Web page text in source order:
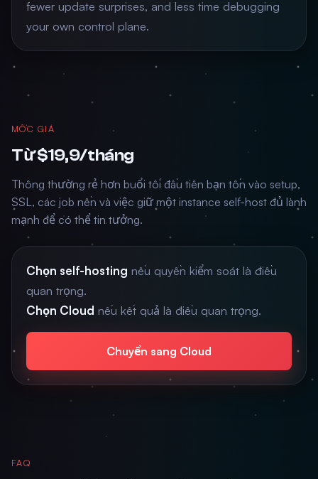
fewer update surprises, and less time debugging
your own control plane.
MỐC GIÁ
Từ $19,9/tháng
Thông thường rẻ hơn buổi tối đầu tiên bạn tốn vào setup,
SSL, các job nền và việc giữ một instance self-host đủ lành
mạnh để có thể tin tưởng.
Chọn self-hosting nếu quyền kiểm soát là điều
quan trọng.
Chọn Cloud nếu kết quả là điều quan trọng.
Chuyển sang Cloud
FAQ